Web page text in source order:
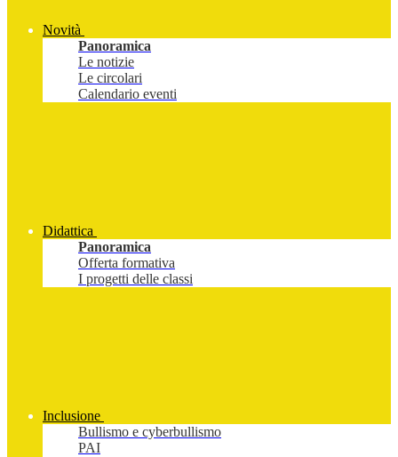
Novità
Panoramica
Le notizie
Le circolari
Calendario eventi
Didattica
Panoramica
Offerta formativa
I progetti delle classi
Inclusione
Bullismo e cyberbullismo
PAI